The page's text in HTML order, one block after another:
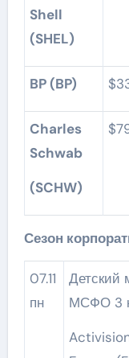
Shell
(SHEL)
BP (BP)
Charles
Schwab
(SCHW)
Сезон
07.11
пн
Детский мир, ТГК-1 — результаты по
МСФО 3